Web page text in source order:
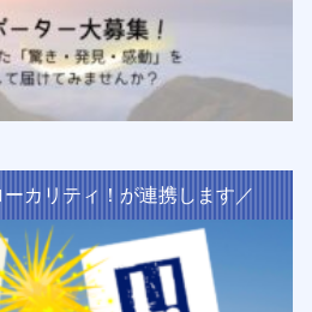
カリティ！が連携します／